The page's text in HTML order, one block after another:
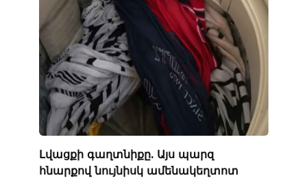
Լվացքի գաղտնիքը. Այս պարզ
հնարքով նույնիսկ ամենակեղտոտ